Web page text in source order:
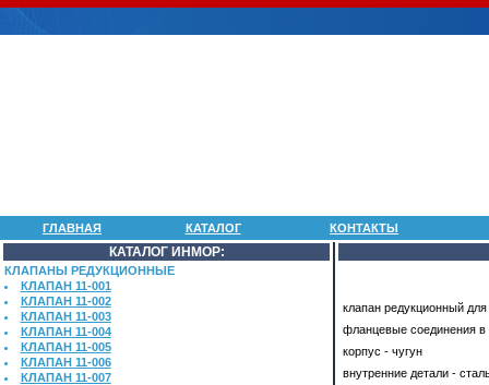
ГЛАВНАЯ КАТАЛОГ КОНТАКТЫ
КАТАЛОГ ИНМОР:
КЛАПАНЫ РЕДУКЦИОННЫЕ
КЛАПАН 11-001
КЛАПАН 11-002
КЛАПАН 11-003
КЛАПАН 11-004
КЛАПАН 11-005
КЛАПАН 11-006
КЛАПАН 11-007
клапан редукционный
фланцевые соединения в
корпус - чугун
внутренние детали -